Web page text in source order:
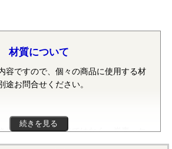
材質について
容ですので、個々の商品に使用する材
途お問合せください。
る鉄は純粋な鉄ではなく、炭素・ケ
・硫黄等の元素が含まれた普通鋼や普
続きを見る